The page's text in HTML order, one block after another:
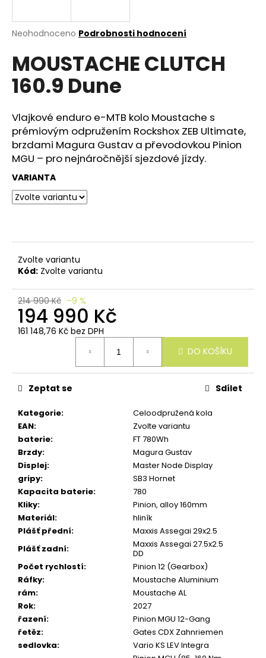
Průměrné
produktu
je
0,0
hvězdiček.
Neohodnoceno Podrobnosti hodnocení
MOUSTACHE CLUTCH
160.9 Dune
Vlajkové enduro e-MTB kolo Moustache s
prémiovým odpružením Rockshox ZEB Ultimate,
brzdami Magura Gustav a převodovkou Pinion
MGU – pro nejnáročnější sjezdové jízdy.
VARIANTA
Zvolte variantu
Kód: Zvolte variantu
214 990 Kč –9 %
194 990 Kč
161 148,76 Kč bez DPH
DO KOŠÍKU
Kategorie:
Celoodpružená kola
EAN:
Zvolte variantu
baterie:
FT 780Wh
Brzdy:
Magura Gustav
Displej:
Master Node Display
gripy:
SB3 Hornet
Kapacita baterie:
780
Kliky:
Pinion, alloy 160mm
Materiál:
hliník
Plášť přední:
Maxxis Assegai 29x2.5
Plášť zadní:
Maxxis Assegai 27.5x2.5
DD
Počet rychlostí:
Pinion 12 (Gearbox)
Ráfky:
Moustache Aluminium
rám:
Moustache AL
Rok:
2027
řazení:
Pinion MGU 12-Gang
řetěz:
Gates CDX Zahnriemen
sedlovka:
Vario KS LEV Integra
Zeptat se Sdílet
n
a
í
t
?
HLEDAT
o
u
u
m